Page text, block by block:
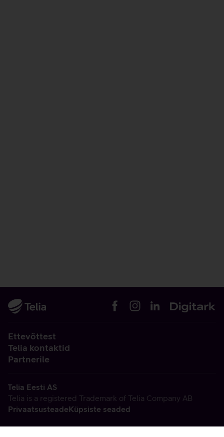
Ettevõttest
Telia kontaktid
Partnerile
Telia Eesti AS
Telia is a registered Trademark of Telia Company AB
PrivaatsusteadeKüpsiste seaded